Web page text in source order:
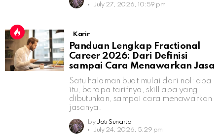
July 27, 2026, 10:59 pm
Karir
Panduan Lengkap Fractional
Career 2026: Dari Definisi
sampai Cara Menawarkan Jasa
Satu halaman buat mulai dari nol: apa
itu, berapa tarifnya, skill apa yang
dibutuhkan, sampai cara menawarkan
jasanya.
by Jati Sunarto
July 24, 2026, 5:29 pm